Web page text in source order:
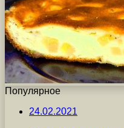
Популярное
24.02.2021